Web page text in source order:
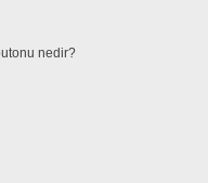
nedir?